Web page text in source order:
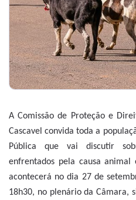
A Comissão de Proteção e
Cascavel convida toda a
Pública que vai discutir
enfrentados pela causa animal
acontecerá no dia 27 de
18h30, no plenário da Câmara,